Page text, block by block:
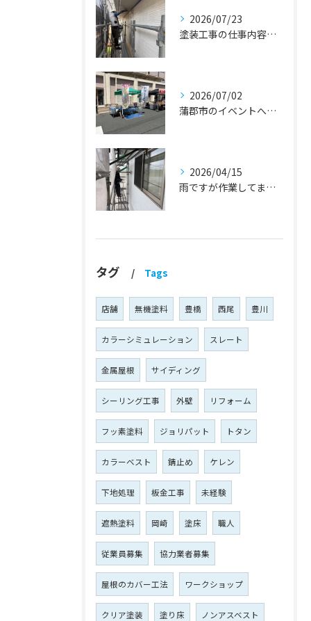
2026/07/23
塗装工事の仕事内容『蒲郡市・岡崎市 外壁塗装・屋根塗装・雨漏り修理』
2026/07/02
蒲郡市のイベントへ出店しました！『外壁塗装・屋根塗装・雨漏り修理』
2026/04/15
雨ですが作業してます！『蒲郡市・岡崎市 外壁塗装・屋根塗装・雨漏り修理』
タグ Tags
店舗 無機塗料 豊橋 西尾 豊川
カラーシミュレーション スレート
金属屋根 サイディング
シーリング工事 外壁 リフォーム
フッ素塗料 ジョリパット トタン
カラーベスト 錆止め ケレン
下地処理 板金工事 未経験
遮熱塗料 岡崎 塗床 職人
従業員募集 協力業者募集
屋根のカバー工法 ワークショップ
クリア塗装 塗り床 ノンアスベスト